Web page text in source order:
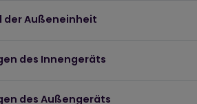
der Außeneinheit
des Innengeräts
des Außengeräts